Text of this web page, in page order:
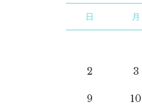
日 月
2 3
9 10